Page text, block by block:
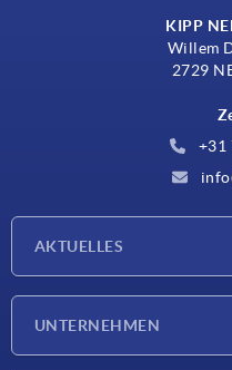
KIPP
Willem
2729
+31
AKTUELLES
UNTERNEHMEN